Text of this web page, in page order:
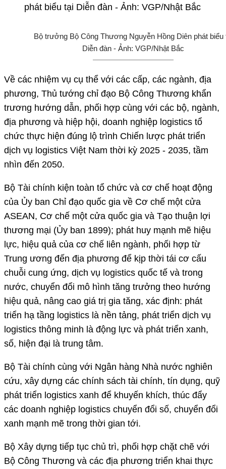
Bộ trưởng Bộ Công Thương Nguyễn Hồng Diên phát biểu
Diễn đàn - Ảnh: VGP/Nhật Bắc
Về các nhiệm vụ cụ thể với các cấp, các ngành, địa
phương, Thủ tướng chỉ đạo Bộ Công Thương khẩn
trương hướng dẫn, phối hợp cùng với các bộ, ngành,
địa phương và hiệp hội, doanh nghiệp logistics tổ
chức thực hiện đúng lộ trình Chiến lược phát triển
dịch vụ logistics Việt Nam thời kỳ 2025 - 2035, tầm
nhìn đến 2050.
Bộ Tài chính kiện toàn tổ chức và cơ chế hoạt động
của Ủy ban Chỉ đạo quốc gia về Cơ chế một cửa
ASEAN, Cơ chế một cửa quốc gia và Tạo thuận lợi
thương mại (Ủy ban 1899); phát huy mạnh mẽ hiệu
lực, hiệu quả của cơ chế liên ngành, phối hợp từ
Trung ương đến địa phương để kịp thời tái cơ cấu
chuỗi cung ứng, dịch vụ logistics quốc tế và trong
nước, chuyển đổi mô hình tăng trưởng theo hướng
hiệu quả, nâng cao giá trị gia tăng, xác định: phát
triển hạ tầng logistics là nền tảng, phát triển dịch vụ
logistics thông minh là động lực và phát triển xanh,
số, hiện đại là trung tâm.
Bộ Tài chính cùng với Ngân hàng Nhà nước nghiên
cứu, xây dựng các chính sách tài chính, tín dụng, quỹ
phát triển logistics xanh để khuyến khích, thúc đẩy
các doanh nghiệp logistics chuyển đổi số, chuyển đổi
xanh mạnh mẽ trong thời gian tới.
Bộ Xây dựng tiếp tục chủ trì, phối hợp chặt chẽ với
Bộ Công Thương và các địa phương triển khai thực